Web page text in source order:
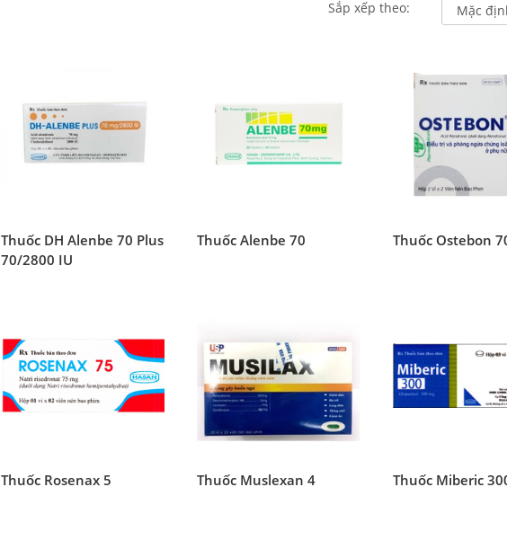
Sắp xếp theo:
Thuốc DH Alenbe 70 Plus
70/2800 IU
Thuốc Alenbe 70 Thuốc Ostebon
Thuốc Rosenax 5 Thuốc Muslexan 4 Thuốc Miberic